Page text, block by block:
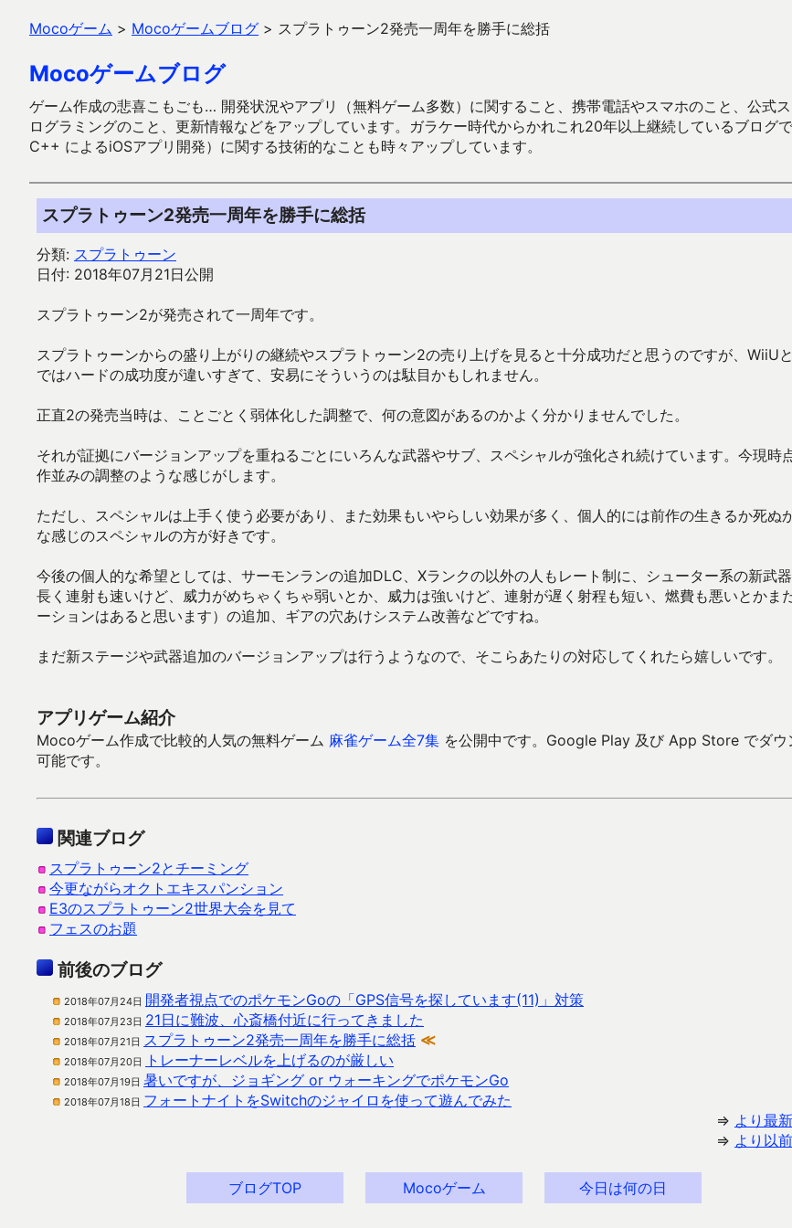
Mocoゲーム > Mocoゲームブログ > スプラトゥーン2発売一周年を勝手に総括
Mocoゲームブログ
ゲーム作成の悲喜こもごも… 開発状況やアプリ（無料ゲーム多数）に関すること、携帯電話やスマホのこと、公
ログラミングのこと、更新情報などをアップしています。ガラケー時代からかれこれ20年以上継続しているブロ
C++ によるiOSアプリ開発）に関する技術的なことも時々アップしています。
スプラトゥーン2発売一周年を勝手に総括
分類: スプラトゥーン
日付: 2018年07月21日公開
スプラトゥーン2が発売されて一周年です。
スプラトゥーンからの盛り上がりの継続やスプラトゥーン2の売り上げを見ると十分成功だと思うのですが、WiiU
ではハードの成功度が違いすぎて、安易にそういうのは駄目かもしれません。
正直2の発売当時は、ことごとく弱体化した調整で、何の意図があるのかよく分かりませんでした。
それが証拠にバージョンアップを重ねるごとにいろんな武器やサブ、スペシャルが強化され続けています。今現時
作並みの調整のような感じがします。
ただし、スペシャルは上手く使う必要があり、また効果もいやらしい効果が多く、個人的には前作の生きるか死ぬ
な感じのスペシャルの方が好きです。
今後の個人的な希望としては、サーモンランの追加DLC、Xランクの以外の人もレート制に、シューター系の新武
長く連射も速いけど、威力がめちゃくちゃ弱いとか、威力は強いけど、連射が遅く射程も短い、燃費も悪いとかま
ーションはあると思います）の追加、ギアの穴あけシステム改善などですね。
まだ新ステージや武器追加のバージョンアップは行うようなので、そこらあたりの対応してくれたら嬉しいです。
アプリゲーム紹介
Mocoゲーム作成で比較的人気の無料ゲーム 麻雀ゲーム全7集 を公開中です。Google Play 及び App Store でダウ
可能です。
関連ブログ
スプラトゥーン2とチーミング
今更ながらオクトエキスパンション
E3のスプラトゥーン2世界大会を見て
フェスのお題
前後のブログ
2018年07月24日 開発者視点でのポケモンGoの「GPS信号を探しています(11)」対策
2018年07月23日 21日に難波、心斎橋付近に行ってきました
2018年07月21日 スプラトゥーン2発売一周年を勝手に総括 ≪
2018年07月20日 トレーナーレベルを上げるのが厳しい
2018年07月19日 暑いですが、ジョギング or ウォーキングでポケモンGo
2018年07月18日 フォートナイトをSwitchのジャイロを使って遊んでみた
⇒ より最
⇒ より以
ブログTOP Mocoゲーム 今日は何の日